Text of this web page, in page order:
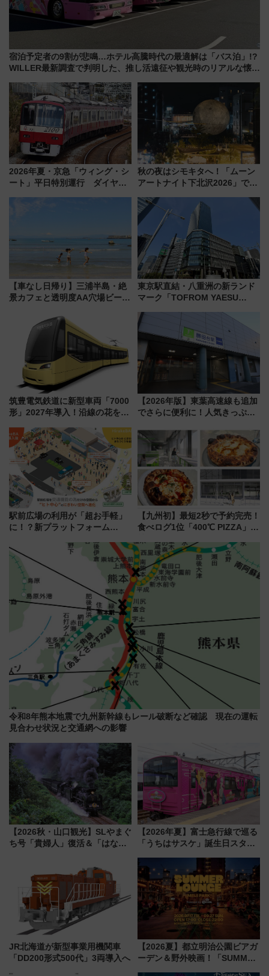
宿泊予定者の9割が悲鳴…ホテル高騰時代の最適解は「バス泊」!?
WILLER最新調査で判明した、推し活遠征や観光時のリアルな懐事
2026年夏・京急「ウィング・シ
ート」平日特別運行 ダイヤ・
三浦海岸を堪能できるお出かけ
秋の夜はシモキタへ！「ムーン
アートナイト下北沢2026」でイ
を満喫しよう
【車なし日帰り】三浦半島・絶
景カフェと透明度AA穴場ビーチ
用してストレスフリー旅へ行こ
東京駅直結・八重洲の新ランド
マーク「TOFROM YAESU
ないバスターミナル直結でスキ
マ時間が充実
筑豊電気鉄道に新型車両「7000
形」2027年導入！沿線の花をイ
内は落ち着いたゆとりある空間
に
【2026年版】東葉高速線も追加
でさらに便利に！人気きっぷ
今年も発売 秋・早春に千葉県を
巡るなら使い勝手・コスパ抜群
駅前広場の利用が「超お手軽」
に！？新プラットフォーム
マホで簡単申請 物販や演奏会な
どに【JR東日本】
【九州初】最短2秒で予約完売！
食べログ1位「400℃ PIZZA」が
プン。もつ鍋風など限定メニュ
ーも
令和8年熊本地震で九州新幹線もレール破断など確認 現在の運転
見合わせ状況と交通網への影響
【2026秋・山口観光】SLやまぐ
ち号「貴婦人」復活＆「はなあ
注目観光列車まとめ きっぷの取
り方は？
【2026年夏】富士急行線で巡る
「うちはサスケ」誕生日スタン
定グルメ＆グッズ徹底ガイド
JR北海道が新型事業用機関車
「DD200形式500代」3両導入へ
【2026夏】都立明治公園ビアガ
ーデン＆野外映画！「SUMMER